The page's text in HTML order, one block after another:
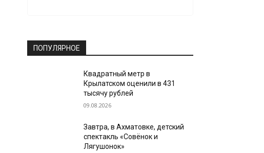
ПОПУЛЯРНОЕ
Квадратный метр в
Крылатском оценили в 431
тысячу рублей
09.08.2026
Завтра, в Ахматовке, детский
спектакль «Совёнок и
Лягушонок»